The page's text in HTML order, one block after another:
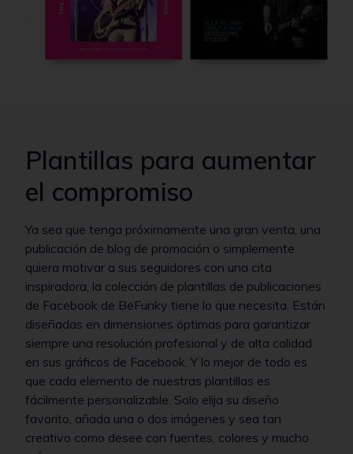
Plantillas para aumentar
el compromiso
Ya sea que tenga próximamente una gran venta, una
publicación de blog de promoción o simplemente
quiera motivar a sus seguidores con una cita
inspiradora, la colección de plantillas de publicaciones
de Facebook de BeFunky tiene lo que necesita. Están
diseñadas en dimensiones óptimas para garantizar
siempre una resolución profesional y de alta calidad
en sus gráficos de Facebook. Y lo mejor de todo es
que cada elemento de nuestras plantillas es
fácilmente personalizable. Solo elija su diseño
favorito, añada una o dos imágenes y sea tan
creativo como desee con fuentes, colores y mucho